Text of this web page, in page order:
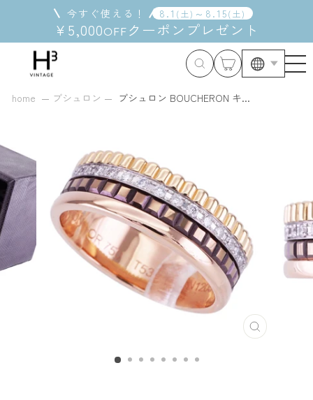
す
る
今すぐ使える！ 8 . 1 ( 土) ～ 8 . 15( 土)
¥5,000OFFクーポン プレゼント
home ブシュロン ブシュロン BOUCHERON キ...